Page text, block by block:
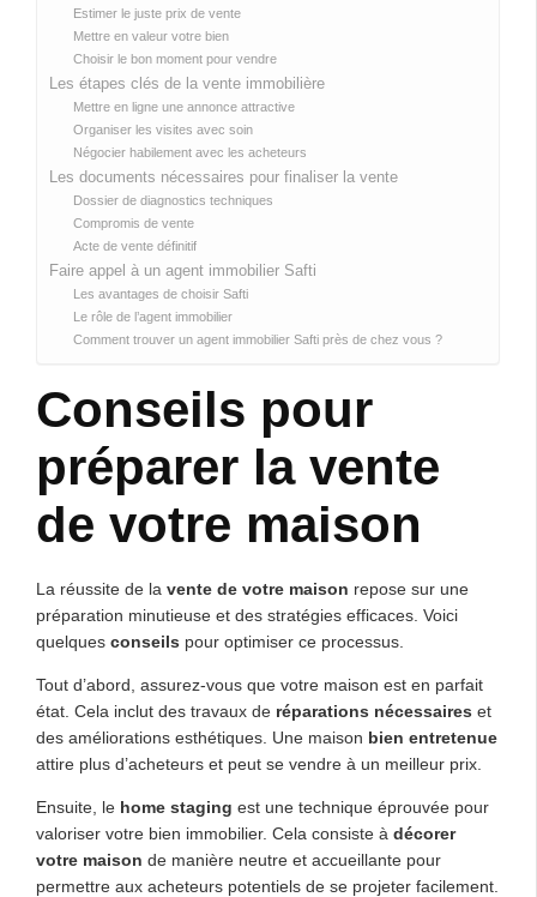
Estimer le juste prix de vente
Mettre en valeur votre bien
Choisir le bon moment pour vendre
Les étapes clés de la vente immobilière
Mettre en ligne une annonce attractive
Organiser les visites avec soin
Négocier habilement avec les acheteurs
Les documents nécessaires pour finaliser la vente
Dossier de diagnostics techniques
Compromis de vente
Acte de vente définitif
Faire appel à un agent immobilier Safti
Les avantages de choisir Safti
Le rôle de l’agent immobilier
Comment trouver un agent immobilier Safti près de chez vous ?
Conseils pour
préparer la vente
de votre maison
La réussite de la vente de votre maison repose sur une
préparation minutieuse et des stratégies efficaces. Voici
quelques conseils pour optimiser ce processus.
Tout d’abord, assurez-vous que votre maison est en parfait
état. Cela inclut des travaux de réparations nécessaires et
des améliorations esthétiques. Une maison bien entretenue
attire plus d’acheteurs et peut se vendre à un meilleur prix.
Ensuite, le home staging est une technique éprouvée pour
valoriser votre bien immobilier. Cela consiste à décorer
votre maison de manière neutre et accueillante pour
permettre aux acheteurs potentiels de se projeter facilement.